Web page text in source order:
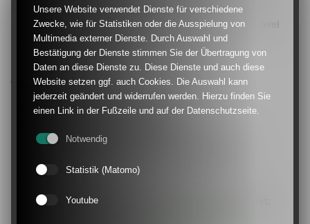
Bereich Talentförderung
Teilnahme an Trainerfortbildungen des FVN (ca. zwei
Termine pro Jahr)
Voraussetzungen:
Gültige Trainer C- oder B-Lizenz
Wünschenswert sind Erfahrungen als Trainer,
Bei Interesse nehmen Sie bitte Kontakt auf mit:
Unsere Website verwendet Dienste für verschiedene
Zwecke, wie für Statistiken oder die Ausspielung von
Multimedia externer Dienste. Durch Auswahl und
Bestätigung der Dienste stimmen Sie der Übertragung von
Daten an diese Dienste zu. Diese Dienste und auch diese
Website setzen ggf. auch Cookies. Die Auswahl kann
jederzeit geändert und widerrufen werden. Hierzu finden Sie
einen Link in der Fußzeile und auf der Datenschutzseite.
Notwendig
Statistik (Matomo)
Youtube